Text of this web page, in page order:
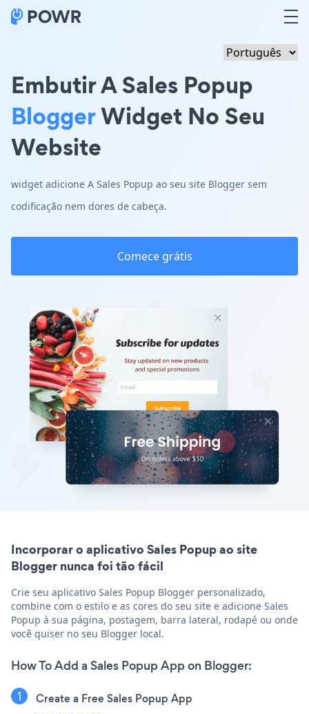
Embutir A Sales Popup
BloggerWidget No Seu
Website
widget adicione A Sales Popup ao seu site Blogger sem
codificação nem dores de cabeça.
Comece grátis
Incorporar o aplicativo Sales Popup ao site
Blogger nunca foi tão fácil
Crie seu aplicativo Sales Popup Blogger personalizado,
combine com o estilo e as cores do seu site e adicione Sales
Popup à sua página, postagem, barra lateral, rodapé ou onde
você quiser no seu Blogger local.
How To Add a Sales Popup App on Blogger:
Create a Free Sales Popup App